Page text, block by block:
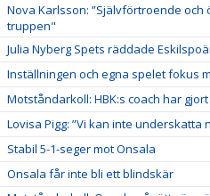
Nova Karlsson: ”Självförtroende och
truppen"
Julia Nyberg Spets räddade
Inställningen och egna spelet fokus
Motståndarkoll: HBK:s coach har
Lovisa Pigg: ”Vi kan inte underskatta
Stabil 5-1-seger mot Onsala
Onsala får inte bli ett blindskär